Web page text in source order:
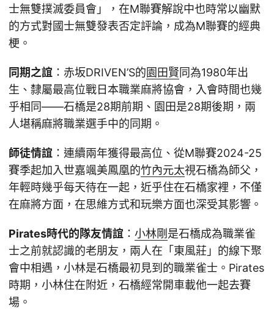
士無雙撲滅委員會」，在M聯賽解說中也時常以幽默
的方式對國士無雙發表否定評論，成為M聯賽的經典
梗。
同期之誼 ：赤坂DRIVEN’S的園田賢同為1980年出
生、隸屬最高位戰日本職業麻將協會，入會時間也幾
乎相同——石橋是28期前期、園田是28期後期，兩
人堪稱麻將職業選手中的同期。
師徒情誼 ：連續兩年獲得最高位、從M聯賽2024-25
賽季起加入世嘉颯美鳳凰的竹內元太視石橋為師父，
年輕時幾乎每天待在一起，近乎住在石橋家裡，不僅
在麻將方面，在思維方式和玩樂方面也深受其影響。
Pirates時代的隊友情誼 ： 小林剛 是石橋成為職業雀
士之前就認識的老朋友，兩人在「東風莊」的線下聚
會中相遇，小林是石橋最初見到的職業雀士。Pirates
時期，小林住在附近，石橋經常開車載他一起去賽
場。